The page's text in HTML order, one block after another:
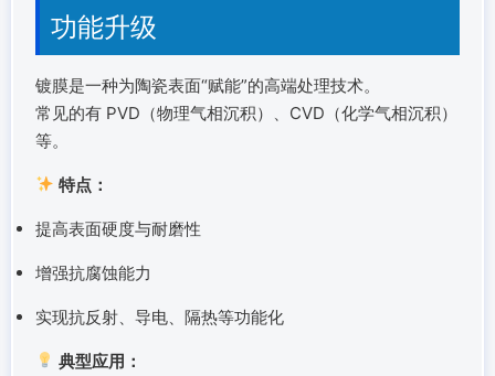
功能升级
镀膜是一种为陶瓷表面“赋能”的高端处理技术。
常见的有 PVD（物理气相沉积）、CVD（化学气相沉积）
等。
特点：
提高表面硬度与耐磨性
增强抗腐蚀能力
实现抗反射、导电、隔热等功能化
典型应用：